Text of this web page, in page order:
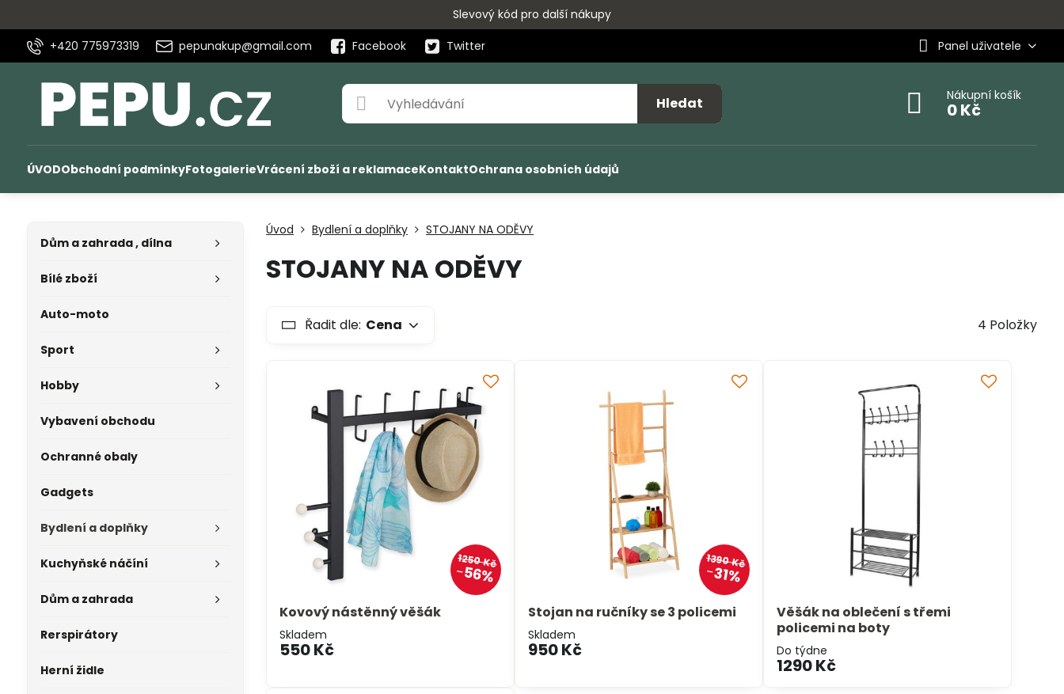
Slevový kód pro další nákupy
+420 775973319
pepunakup@gmail.com Facebook Twitter Panel uživatele
Hledat Nákupní košík
0 Kč
ÚVODObchodní podmínkyFotogalerieVrácení zboží a reklamaceKontaktOchrana osobních údajů
Úvod Bydlení a doplňky STOJANY NA ODĚVY
STOJANY NA ODĚVY
Řadit dle: Cena 4 Položky
1250 Kč
56%
Kovový nástěnný věšák
Skladem
550 Kč
1390 Kč
31%
Stojan na ručníky se 3 policemi
Skladem
950 Kč
Věšák na oblečení s třemi
policemi na boty
Do týdne
1290 Kč
Dům a zahrada , dílna
Bílé zboží
Auto-moto
Sport
Hobby
Vybavení obchodu
Ochranné obaly
Gadgets
Bydlení a doplňky
Kuchyňské náčíní
Dům a zahrada
Rerspirátory
Herní židle